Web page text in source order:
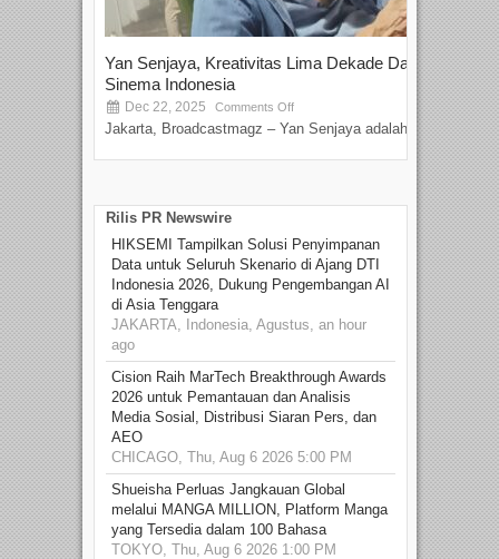
Yan Senjaya, Kreativitas Lima Dekade Dalam
Sinema Indonesia
Dec 22, 2025 Comments Off
Jakarta, Broadcastmagz – Yan Senjaya adalah...
Rilis PR Newswire
HIKSEMI Tampilkan Solusi Penyimpanan
Data untuk Seluruh Skenario di Ajang DTI
Indonesia 2026, Dukung Pengembangan AI
di Asia Tenggara
JAKARTA, Indonesia, Agustus, an hour
ago
Cision Raih MarTech Breakthrough Awards
2026 untuk Pemantauan dan Analisis
Media Sosial, Distribusi Siaran Pers, dan
AEO
CHICAGO, Thu, Aug 6 2026 5:00 PM
Shueisha Perluas Jangkauan Global
melalui MANGA MILLION, Platform Manga
yang Tersedia dalam 100 Bahasa
TOKYO, Thu, Aug 6 2026 1:00 PM